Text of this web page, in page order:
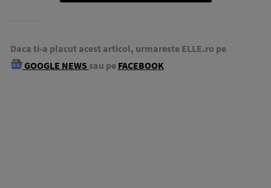
Daca ti-a placut acest articol, urmareste ELLE.ro pe
GOOGLE NEWS sau pe FACEBOOK